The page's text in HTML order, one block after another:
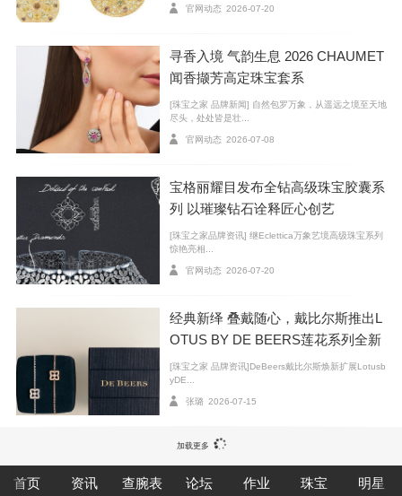
CHANEL高级珠宝COCO CRUSH系列单只耳环
官网动态 2026-07-20
寻香入境 气韵生息 2026 CHAUMET
闻香撷芳高定珠宝套系
[珠宝之家 品牌新闻] 自然包罗万象，从遥远之境至天地
尽头，处处皆是壮...
官网动态 2026-07-08
宝格丽耀目发布全钻高级珠宝胶囊系
列 以璀璨钻石诠释匠心创艺
[珠宝之家品牌资讯] 继Eclettica万象艺境高级珠宝系列
惊艳亮相...
官网动态 2026-07-20
经典新绎 叠戴随心，戴比尔斯推出L
OTUS BY DE BEERS莲花系列全新
臻作
[珠宝之家 品牌资讯]DeBeers戴比尔斯焕新扩展Lotusb
yDE...
张璐 2026-07-15
加载更多
首页 资讯 查腕表 论坛 作业 珠宝 明星